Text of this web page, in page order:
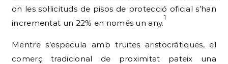
on les sol·licituds de pisos de protecció oficial s’han
incrementat un 22% en només un any.
1
Mentre s’especula amb truites aristocràtiques, el
comerç tradicional de proximitat pateix una